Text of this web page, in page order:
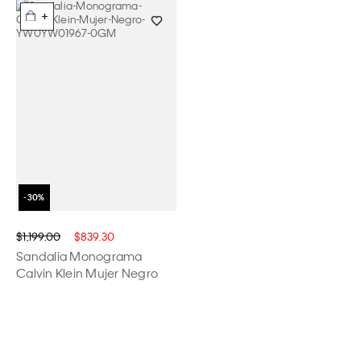
+
$1,199.00 $839.30
Sandalia Monograma
Calvin Klein Mujer Negro